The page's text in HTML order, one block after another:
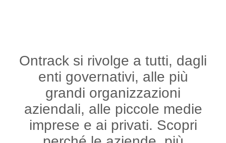
Ontrack si rivolge a tutti, dagli
enti governativi, alle più
grandi organizzazioni
aziendali, alle piccole medie
imprese e ai privati. Scopri